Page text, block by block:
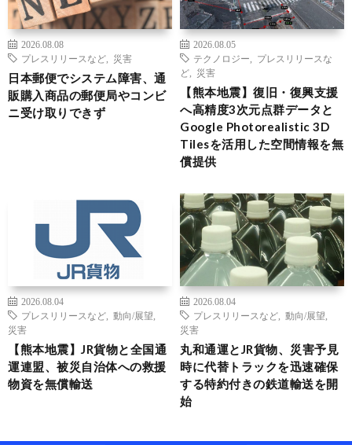
2026.08.08
プレスリリースなど
災害
日本郵便でシステム障害、通
販購入商品の郵便局やコンビ
ニ受け取りできず
2026.08.05
テクノロジー
プレスリリースな
ど
災害
【熊本地震】復旧・復興支援
へ高精度3次元点群データと
Google Photorealistic 3D
Tilesを活用した空間情報を無
償提供
2026.08.04
プレスリリースなど
動向/展望
災害
【熊本地震】JR貨物と全国通
運連盟、被災自治体への救援
物資を無償輸送
2026.08.04
プレスリリースなど
動向/展望
災害
丸和通運とJR貨物、災害予見
時に代替トラックを迅速確保
する特約付きの鉄道輸送を開
始